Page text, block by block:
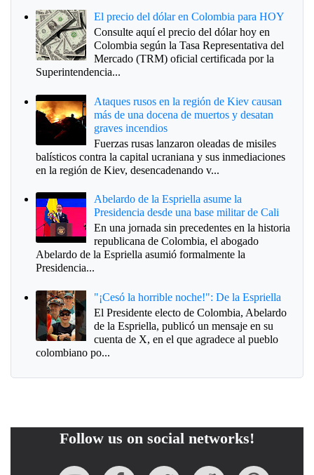
El precio del dólar en Colombia para HOY
Consulte aquí el precio del dólar hoy en
Colombia según la Tasa Representativa del
Mercado (TRM) oficial certificada por la
Superintendencia...
Ataques rusos en la región de Kiev causan
más de una docena de muertos y desatan
graves incendios
Fuerzas rusas lanzaron oleadas de misiles
balísticos contra la capital ucraniana y sus inmediaciones
en la región de Kiev, desencadenando v...
Abelardo de la Espriella asume la
Presidencia desde una base militar de Cali
En una jornada sin precedentes en la historia
republicana de Colombia, el abogado
Abelardo de la Espriella asumió formalmente la
Presidencia...
"¡Cesó la horrible noche!": De la Espriella
El Presidente electo de Colombia, Abelardo
de la Espriella, publicó un mensaje en su
cuenta de X, en el que agradece al pueblo
colombiano po...
Follow us on social networks!